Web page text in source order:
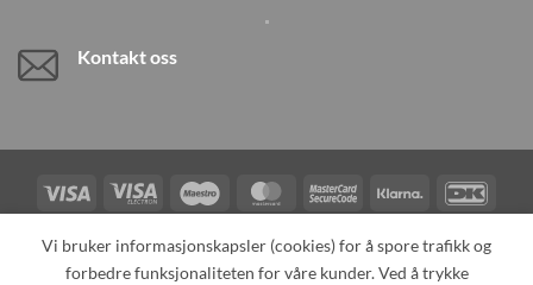
Kontakt oss
Visa
Visa
Electron
Maestro MasterCardMasterCard
2
Klarna
Card
TILBAKEKALLINGER KONTAKT OSS OM OSS
Vi bruker informasjonskapsler (cookies) for å spore trafikk og
forbedre funksjonaliteten for våre kunder. Ved å trykke